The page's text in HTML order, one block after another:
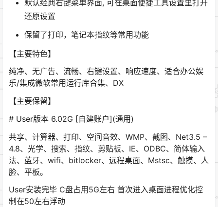
默认经典右键菜单界面, 可在桌面便捷工具设置里打开
还原设置
保留了打印，笔记本指纹等常用功能
【主要特色】
纯净、无广告、流畅、右键设置、响应速度、适合办公娱
乐/集成微软常用运行库合集、DX
【主要保留】
# User版本 6.02G [自建账户](通用)
共享、计算器、打印、空间音效、WMP、截图、Net3.5 –
4.8、光学、搜索、指纹、剪贴板、IE、ODBC、简体输入
法、蓝牙、wifi、bitlocker、远程桌面、Mstsc、触摸、人
脸、平板。
User安装完毕 C盘占用5G左右 首次进入桌面进程优化控
制在50左右浮动